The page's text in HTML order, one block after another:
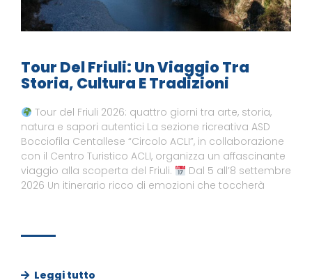
Tour Del Friuli: Un Viaggio Tra
Storia, Cultura E Tradizioni
Tour del Friuli 2026: quattro giorni tra arte, storia,
natura e sapori autentici La sezione ricreativa ASD
Bocciofila Centallese “Circolo ACLI”, in collaborazione
con il Centro Turistico ACLI, organizza un affascinante
viaggio alla scoperta del Friuli.
Dal 5 all’8 settembre
2026 Un itinerario ricco di emozioni che toccherà
Leggi tutto